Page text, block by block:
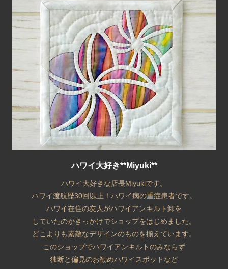
ハワイ大好き**Miyuki**
ハワイ大好きな店長Miyukiです。
ハワイ渡航歴30回以上！ハワイ病の重症患者です。
ハワイ在住の友人がハワイアンキルト卸を
していたのがきっかけでショップをはじめました。
どこよりも素敵なデザインのものを揃えています。
このショップでハワイアンキルトのみならず
独断と偏見のお勧めハワイスポットなど